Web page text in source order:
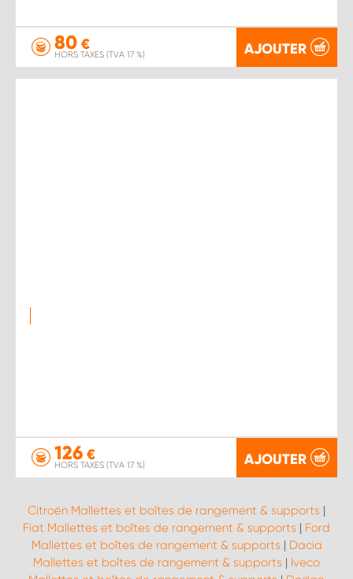
80 €
HORS TAXES (TVA 17 %) AJOUTER
126 €
HORS TAXES (TVA 17 %) AJOUTER
Citroën Mallettes et boîtes de rangement & supports |
Fiat Mallettes et boîtes de rangement & supports | Ford
Mallettes et boîtes de rangement & supports | Dacia
Mallettes et boîtes de rangement & supports | Iveco